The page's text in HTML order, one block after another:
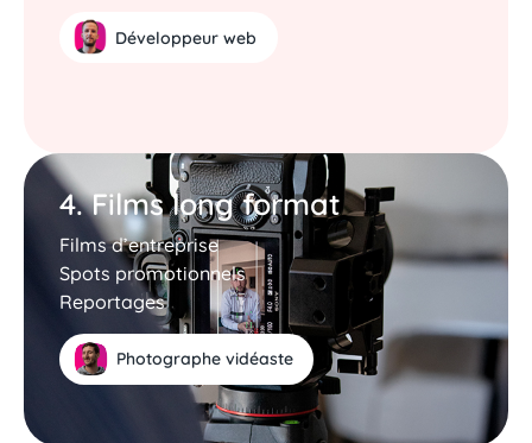
Développeur web
4. Films long format
Films d’entreprise
Spots promotionnels
Reportages
Photographe vidéaste